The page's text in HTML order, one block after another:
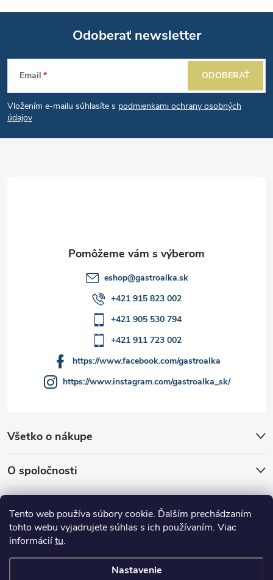
Tento web používa súbory cookie. Ďalším prechádzaním
tohto webu vyjadrujete súhlas s ich používaním. Viac
informáciítu.
Nastavenie
c
e
p
r
v
a
i
e
Z
á
p
Odoberať newsletter
Email
Vložením e-mailu súhlasíte s podmienkami ochrany osobných
údajov
ODOBERAŤ
Všetko o nákupe
O spoločnosti
eshop@gastroalka.sk
+421 915 823 002
+421 905 530 794
+421 911 723 002
https://www.facebook.com/gastroalka
https://www.instagram.com/gastroalka_sk/